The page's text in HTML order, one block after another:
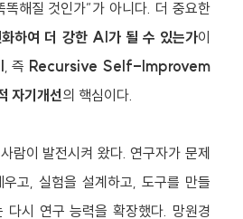
해질 것인가”가 아니다. 더 중요한
하여 더 강한 AI가 될 수 있는가이
, 즉 Recursive Self-Improvem
자기개선의 핵심이다.
람이 발전시켜 왔다. 연구자가 문제
고, 실험을 설계하고, 도구를 만들
다시 연구 능력을 확장했다. 망원경